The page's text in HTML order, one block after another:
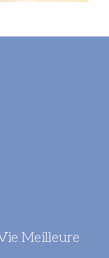
Meilleure